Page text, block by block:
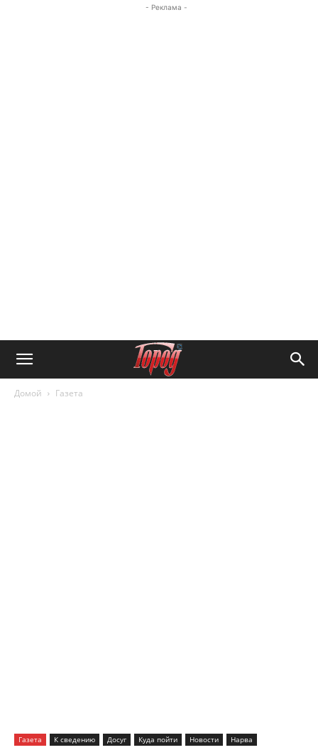
- Реклама -
Домой Газета
Газета К сведению Досуг Куда пойти Новости Нарва